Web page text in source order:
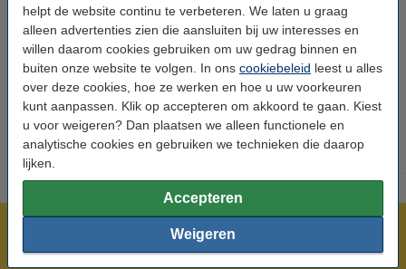
helpt de website continu te verbeteren. We laten u graag
alleen advertenties zien die aansluiten bij uw interesses en
willen daarom cookies gebruiken om uw gedrag binnen en
buiten onze website te volgen. In ons cookiebeleid leest u alles
over deze cookies, hoe ze werken en hoe u uw voorkeuren
kunt aanpassen. Klik op accepteren om akkoord te gaan. Kiest
u voor weigeren? Dan plaatsen we alleen functionele en
analytische cookies en gebruiken we technieken die daarop
lijken.
Accepteren
Weigeren
Type: Stofzuigerfilter
Soort: Lamellenfilter
Nummer: 8719214576943
Meer dan 5 miljoen klanten!
Voor 23.59 uur besteld, morgen in huis!